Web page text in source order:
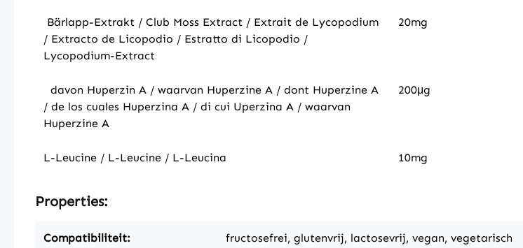
Bärlapp-Extrakt / Club Moss Extract / Extrait de Lycopodium
/ Extracto de Licopodio / Estratto di Licopodio /
Lycopodium-Extract
20mg
davon Huperzin A / waarvan Huperzine A / dont Huperzine A
/ de los cuales Huperzina A / di cui Uperzina A / waarvan
Huperzine A
200μg
L-Leucine / L-Leucine / L-Leucina 10mg
Properties:
Compatibiliteit: fructosefrei, glutenvrij, lactosevrij, vegan, vegetarisch